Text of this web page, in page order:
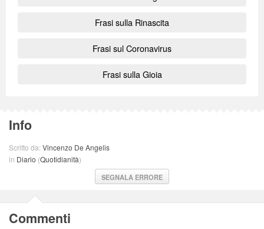
Frasi sulla Rinascita
Frasi sul Coronavirus
Frasi sulla Gioia
Info
Scritto da:Vincenzo De Angelis
in Diario (Quotidianità)
SEGNALA ERRORE
Commenti